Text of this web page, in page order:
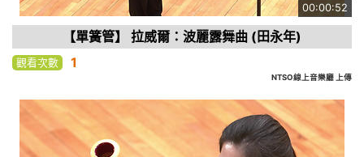
00:00:52
【單簧管】 拉威爾：波麗露舞曲 (田永年)
觀看次數 1
NTSO線上音樂廳 上傳